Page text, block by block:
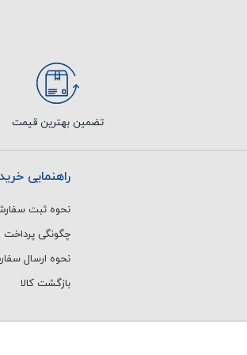
تضمین بهترین قیمت
راهنمایی
نحوه ثبت
چگونگی پرداخت
نحوه ارسال
بازگشت کالا